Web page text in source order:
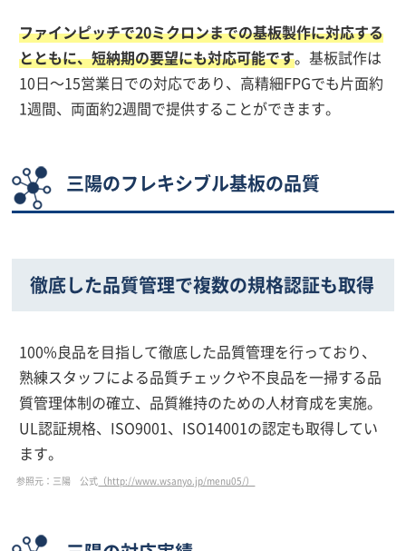
ファインピッチで20ミクロンまでの基板製作に対応する
とともに、短納期の要望にも対応可能です。基板試作は
10日～15営業日での対応であり、高精細FPGでも片面約
1週間、両面約2週間で提供することができます。
三陽のフレキシブル基板の品質
徹底した品質管理で複数の規格認証も取得
100%良品を目指して徹底した品質管理を行っており、
熟練スタッフによる品質チェックや不良品を一掃する品
質管理体制の確立、品質維持のための人材育成を実施。
UL認証規格、ISO9001、ISO14001の認定も取得してい
ます。
参照元：三陽 公式 （http://www.wsanyo.jp/menu05/）